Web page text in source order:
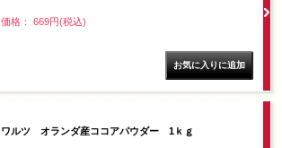
価格： 669円(税込)
ワルツ オランダ産ココアパウダー 1ｋｇ